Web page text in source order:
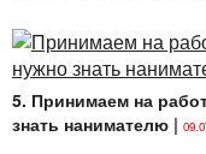
5. Принимаем на
знать нанимателю |